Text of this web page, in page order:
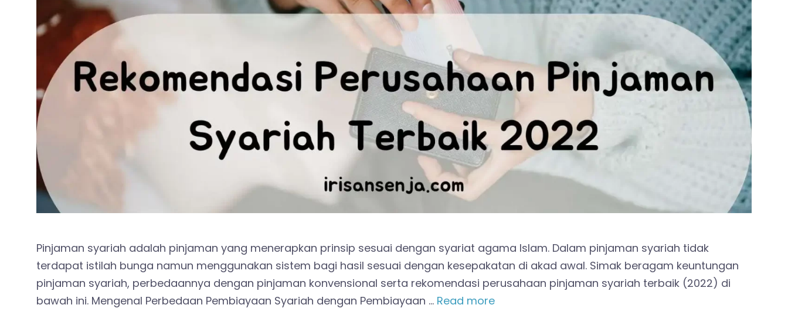
Pinjaman syariah adalah pinjaman yang menerapkan prinsip sesuai dengan syariat agama Islam. Dalam pinjaman syariah tidak
terdapat istilah bunga namun menggunakan sistem bagi hasil sesuai dengan kesepakatan di akad awal. Simak beragam keuntungan
pinjaman syariah, perbedaannya dengan pinjaman konvensional serta rekomendasi perusahaan pinjaman syariah terbaik (2022) di
bawah ini. Mengenal Perbedaan Pembiayaan Syariah dengan Pembiayaan … Read more